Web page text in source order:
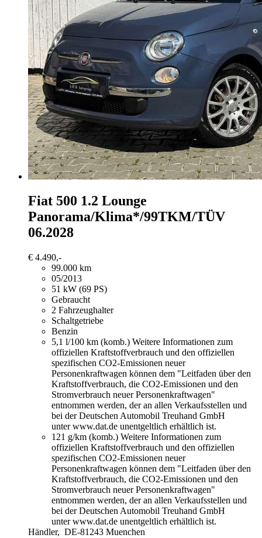
Fiat 500 1.2 Lounge
Panorama/Klima*/99TKM/TÜV
06.2028
€ 4.490,-
99.000 km
05/2013
51 kW (69 PS)
Gebraucht
2 Fahrzeughalter
Schaltgetriebe
Benzin
5,1 l/100 km (komb.) Weitere Informationen zum
offiziellen Kraftstoffverbrauch und den offiziellen
spezifischen CO2-Emissionen neuer
Personenkraftwagen können dem "Leitfaden über den
Kraftstoffverbrauch, die CO2-Emissionen und den
Stromverbrauch neuer Personenkraftwagen"
entnommen werden, der an allen Verkaufsstellen und
bei der Deutschen Automobil Treuhand GmbH
unter www.dat.de unentgeltlich erhältlich ist.
121 g/km (komb.) Weitere Informationen zum
offiziellen Kraftstoffverbrauch und den offiziellen
spezifischen CO2-Emissionen neuer
Personenkraftwagen können dem "Leitfaden über den
Kraftstoffverbrauch, die CO2-Emissionen und den
Stromverbrauch neuer Personenkraftwagen"
entnommen werden, der an allen Verkaufsstellen und
bei der Deutschen Automobil Treuhand GmbH
unter www.dat.de unentgeltlich erhältlich ist.
Händler, DE-81243 Muenchen